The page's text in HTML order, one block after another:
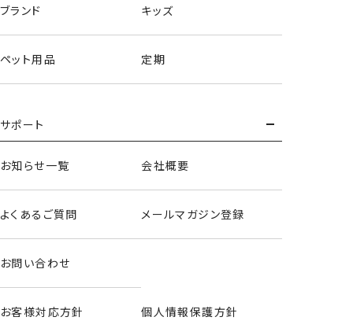
ブランド キッズ
ペット用品 定期
サポート
お知らせ一覧 会社概要
よくあるご質問 メールマガジン登録
お問い合わせ
お客様対応方針 個人情報保護方針